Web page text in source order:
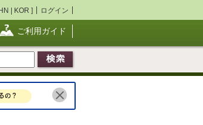
| KOR ] ログイン
ご利用ガイド